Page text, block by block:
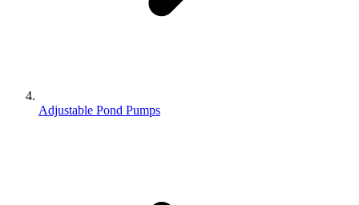
Adjustable Pond Pumps